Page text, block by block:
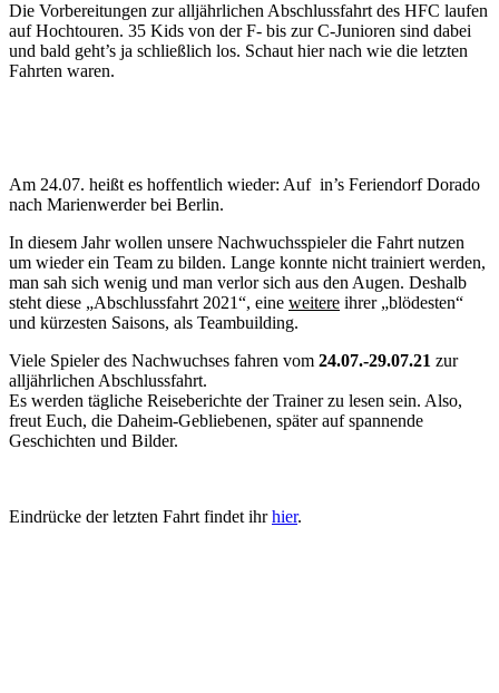
Die Vorbereitungen zur alljährlichen Abschlussfahrt des HFC laufen
auf Hochtouren. 35 Kids von der F- bis zur C-Junioren sind dabei
und bald geht’s ja schließlich los. Schaut hier nach wie die letzten
Fahrten waren.
Am 24.07. heißt es hoffentlich wieder: Auf in’s Feriendorf Dorado
nach Marienwerder bei Berlin.
In diesem Jahr wollen unsere Nachwuchsspieler die Fahrt nutzen
um wieder ein Team zu bilden. Lange konnte nicht trainiert werden,
man sah sich wenig und man verlor sich aus den Augen. Deshalb
steht diese „Abschlussfahrt 2021“, eine weitere ihrer „blödesten“
und kürzesten Saisons, als Teambuilding.
Viele Spieler des Nachwuchses fahren vom 24.07.-29.07.21 zur
alljährlichen Abschlussfahrt.
Es werden tägliche Reiseberichte der Trainer zu lesen sein. Also,
freut Euch, die Daheim-Gebliebenen, später auf spannende
Geschichten und Bilder.
Eindrücke der letzten Fahrt findet ihrhier.